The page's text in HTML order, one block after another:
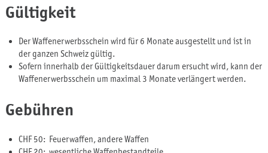
Gültigkeit
Der Waffenerwerbsschein wird für 6 Monate ausgestellt und ist in
der ganzen Schweiz gültig.
Sofern innerhalb der Gültigkeitsdauer darum ersucht wird, kann der
Waffenerwerbsschein um maximal 3 Monate verlängert werden.
Gebühren
CHF 50: Feuerwaffen, andere Waffen